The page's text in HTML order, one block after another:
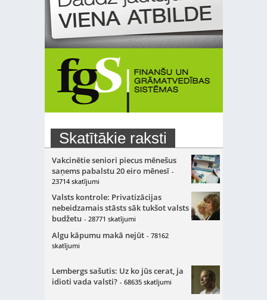
Skatītākie raksti
Vakcinētie seniori piecus mēnešus
saņems pabalstu 20 eiro mēnesī -
23714 skatījumi
Valsts kontrole: Privatizācijas
nebeidzamais stāsts sāk tukšot valsts
budžetu - 28771 skatījumi
Algu kāpumu makā nejūt - 78162
skatījumi
Lembergs sašutis: Uz ko jūs cerat, ja
idioti vada valsti? - 68635 skatījumi